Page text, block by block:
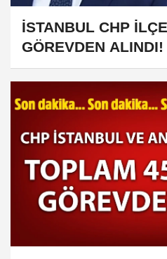
İSTANBUL CHP
GÖREVDEN ALINDI!